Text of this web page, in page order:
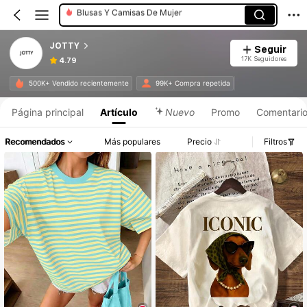
Camisetas De Mujer
JOTTY
4.79
Seguir
17K Seguidores
500K+ Vendido recientemente 99K+ Compra repetida
Página principal Artículo Nuevo Promo
Recomendados Más populares Precio Filtros